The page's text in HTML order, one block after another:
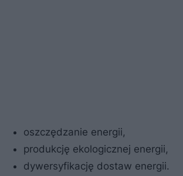
oszczędzanie energii,
produkcję ekologicznej energii,
dywersyfikację dostaw energii.